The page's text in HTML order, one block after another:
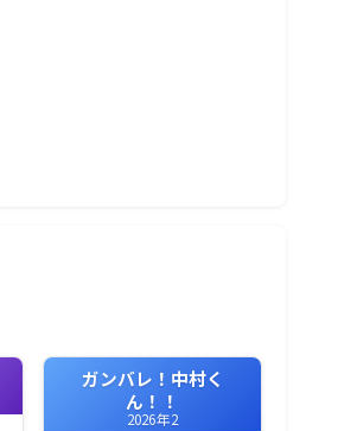
ガンバレ！中村く
ん！！
2026年2